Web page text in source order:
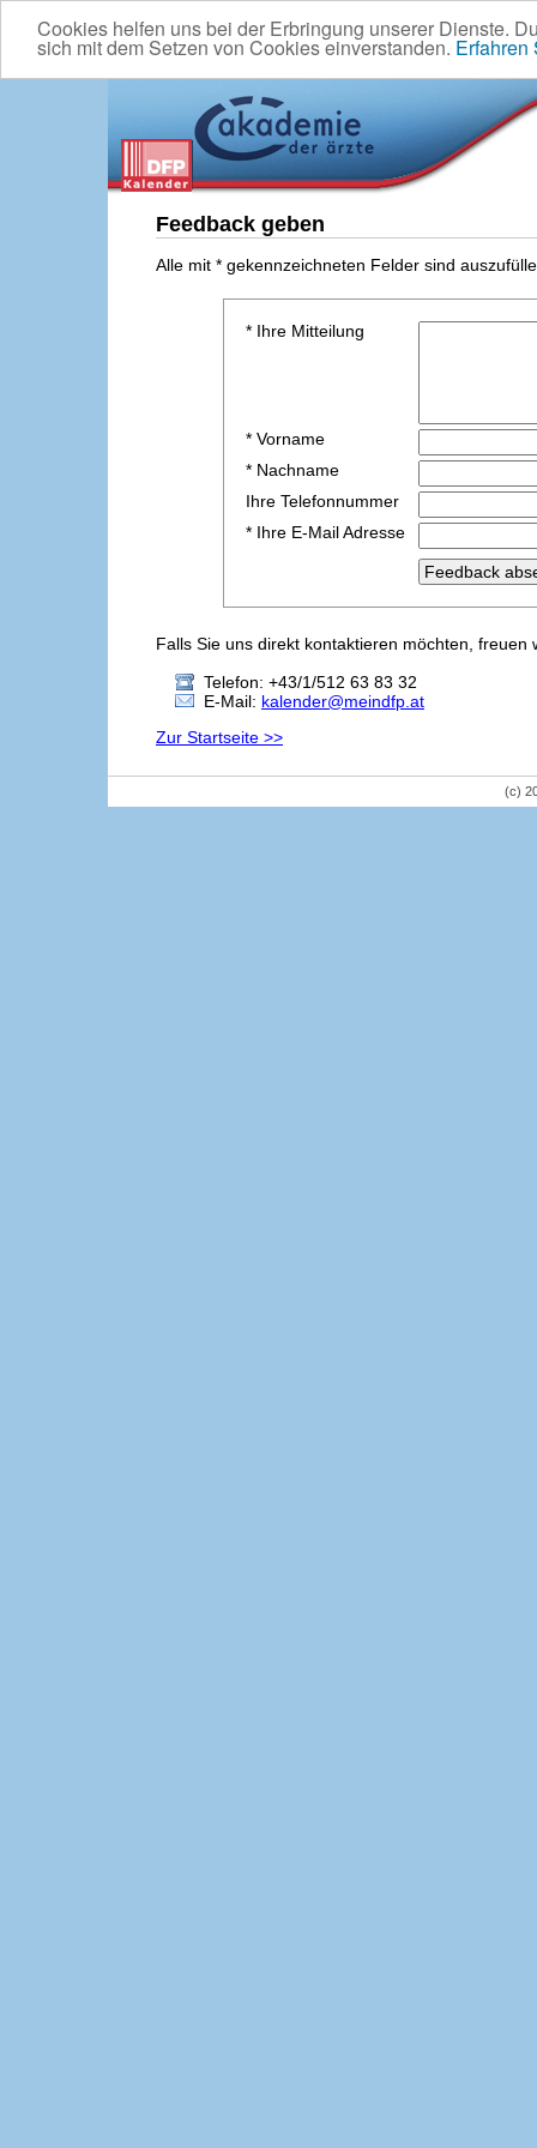
Cookies helfen uns bei der Erbringung unserer Dienste.
sich mit dem Setzen von Cookies einverstanden. Erfahren
Feedback geben
Alle mit * gekennzeichneten Felder sind
* Ihre Mitteilung
* Vorname
* Nachname
Ihre Telefonnummer
* Ihre E-Mail Adresse
Falls Sie uns direkt kontaktieren möchten,
Telefon: +43/1/512 63 83 32
E-Mail: kalender@meindfp.at
Zur Startseite >>
(c)